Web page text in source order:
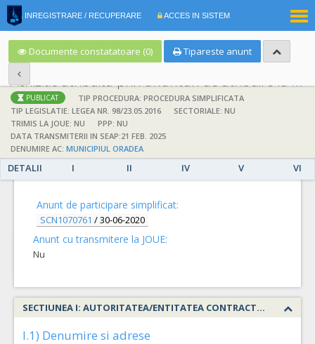
INREGISTRARE / RECUPERARE ACCES IN SISTEM
Documente constatatoare (0) Tipareste anunt
; Achizitie atribuita prin anunturi de atribuire la anuntul simplificat
PUBLICAT
TIP PROCEDURA: PROCEDURA SIMPLIFICATA
TIP LEGISLATIE: LEGEA NR. 98/23.05.2016
SECTORIALE: NU
TRIMIS LA JOUE: NU
PPP: NU
DATA TRANSMITERII IN SEAP:21 FEB. 2025
DENUMIRE AC: MUNICIPIUL ORADEA
DETALII I II IV V VI
DETALII
Anunt de participare simplificat:
SCN1070761 /30-06-2020
Anunt cu transmitere la JOUE:
Nu
SECTIUNEA I: AUTORITATEA/ENTITATEA CONTRACTANTA
I.1) Denumire si adrese